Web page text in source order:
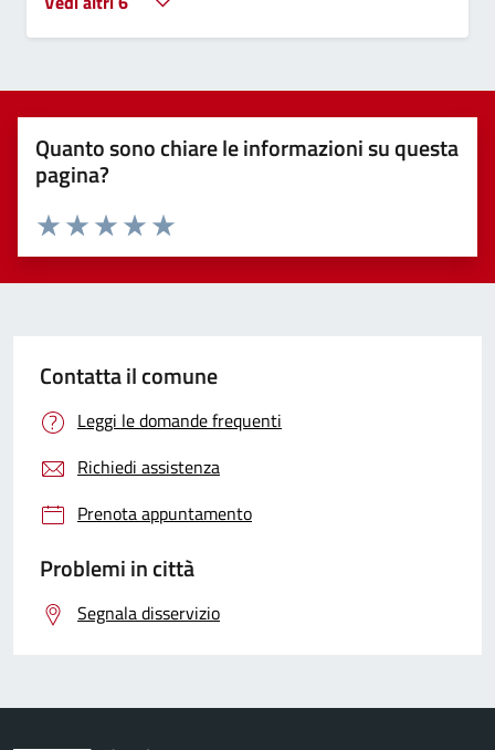
Quanto sono chiare le informazioni su questa
pagina?
Valuta 5 stelle su 5
Valuta 4 stelle su 5
Valuta 3 stelle su 5
Valuta 2 stelle su 5
Valuta 1 stelle su 5
Contatta il comune
Leggi le domande frequenti
Richiedi assistenza
Prenota appuntamento
Problemi in città
Segnala disservizio